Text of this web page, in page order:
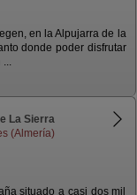
en la Alpujarra de la
donde poder disfrutar
...
La Sierra
(Almería)
situado a casi dos mil